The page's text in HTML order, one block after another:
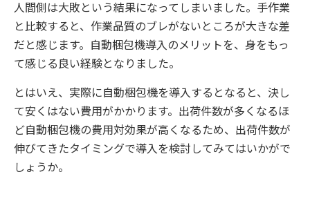
人間側は大敗という結果になってしまいました。手作業
と比較すると、作業品質のブレがないところが大きな差
だと感じます。自動梱包機導入のメリットを、身をもっ
て感じる良い経験となりました。
とはいえ、実際に自動梱包機を導入するとなると、決し
て安くはない費用がかかります。出荷件数が多くなるほ
ど自動梱包機の費用対効果が高くなるため、出荷件数が
伸びてきたタイミングで導入を検討してみてはいかがで
しょうか。